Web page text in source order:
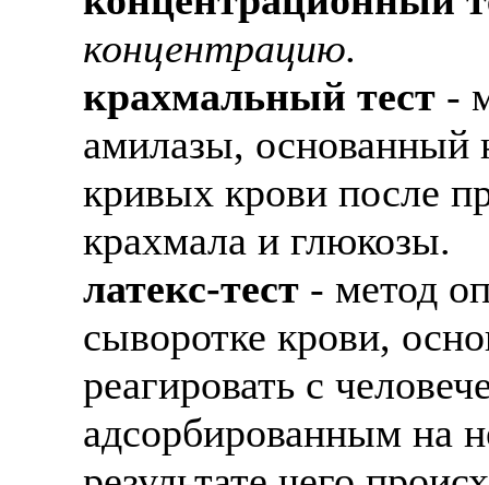
концентрацию.
крахмальный тест -
амилазы, основанный
кривых крови после
крахмала и глюкозы.
латекс-тест - метод
сыворотке крови,
реагировать с
адсорбированным на